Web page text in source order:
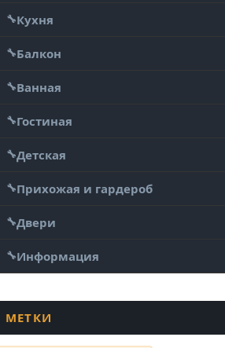
Кухня
Балкон
Ванная
Гостиная
Детская
Прихожая и гардероб
Двери
Информация
МЕТКИ